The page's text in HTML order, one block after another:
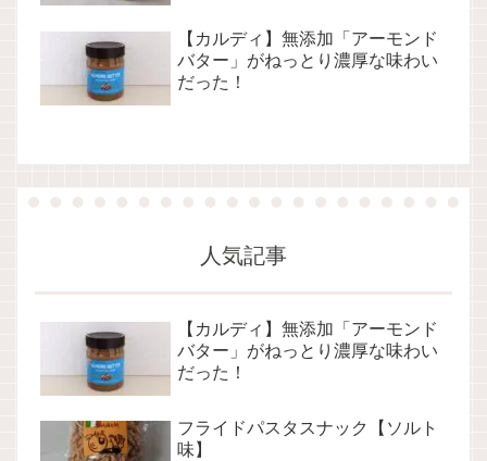
【カルディ】無添加「アーモンド
バター」がねっとり濃厚な味わい
だった！
人気記事
【カルディ】無添加「アーモンド
バター」がねっとり濃厚な味わい
だった！
フライドパスタスナック【ソルト
味】